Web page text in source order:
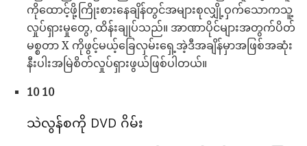
ကိုထောင့်ဖို့ကြိုးစားနေချိန်တွင်အများစုလျှို့ဝှက်သောကသူ့
လှုပ်ရှားမှုတွေ, ထိန်းချုပ်သည်။ အာဏာပိုင်များအတွက်ပိတ်
မစ္စတာ X ကိုဖွင့်မယ့်ခြေလှမ်းရှေ့အဲ့ဒီအချိန်မှာအဖြစ်အဆုံး
နီးပါးအမြဲစိတ်လှုပ်ရှားဖွယ်ဖြစ်ပါတယ်။
10 10
သဲလွန်စကို DVD ဂိမ်း